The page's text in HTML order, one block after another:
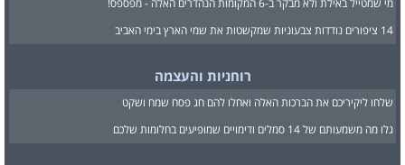
מי שמטייל באילת ולא מבקר ב-6 המקומות הנהדרים האלה - מפספס!
14 ציפורים נודדות צבעוניות שמקשטות את שמי הארץ בימי האביב
רוחניות והעצמה
שלחו ליקיריכם את הברכות האלה ואחלו להם חג פסח שמח ושקט
גלו מה משמעותם של 14 סמלים ודימויים שמופיעים בחלומות שלכם